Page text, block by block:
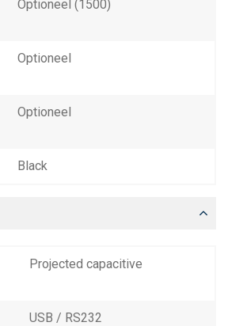
Optioneel (1500)
Optioneel
Optioneel
Black
Projected capacitive
USB / RS232